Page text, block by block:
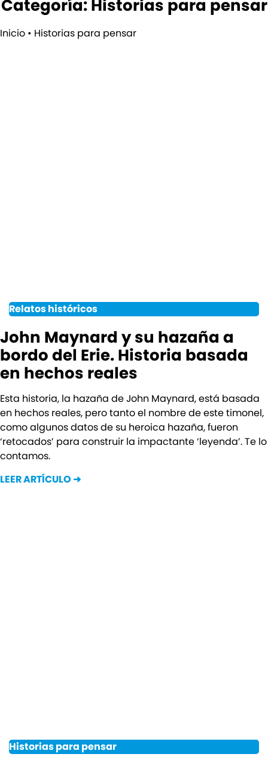
Categoría: Historias para pensar
Inicio • Historias para pensar
Relatos históricos
John Maynard y su hazaña a
bordo del Erie. Historia basada
en hechos reales
Esta historia, la hazaña de John Maynard, está basada
en hechos reales, pero tanto el nombre de este timonel,
como algunos datos de su heroica hazaña, fueron
‘retocados’ para construir la impactante ‘leyenda’. Te lo
contamos.
LEER ARTÍCULO ➜
Historias para pensar